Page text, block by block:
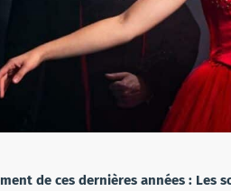
de ces dernières années : Les